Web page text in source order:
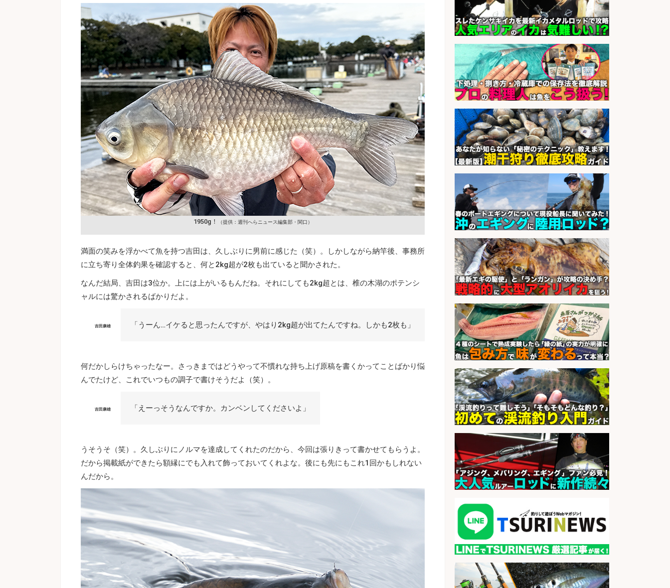
1950g！ （提供：週刊へらニュース編集部・関口）
満面の笑みを浮かべて魚を持つ吉田は、久しぶりに男前に感じた（笑）。しかしながら納竿後、事務所
に立ち寄り全体釣果を確認すると、何と2kg超が2枚も出ていると聞かされた。
なんだ結局、吉田は3位か。上には上がいるもんだね。それにしても2kg超とは、椎の木湖のポテンシ
ャルには驚かされるばかりだよ。
吉田康雄 「うーん…イケると思ったんですが、やはり2kg超が出てたんですね。しかも2枚も」
何だかしらけちゃったなー。さっきまではどうやって不慣れな持ち上げ原稿を書くかってことばかり悩
んでたけど、これでいつもの調子で書けそうだよ（笑）。
吉田康雄 「えーっそうなんですか。カンベンしてくださいよ」
うそうそ（笑）。久しぶりにノルマを達成してくれたのだから、今回は張りきって書かせてもらうよ。
だから掲載紙ができたら額縁にでも入れて飾っておいてくれよな。後にも先にもこれ1回かもしれない
んだから。